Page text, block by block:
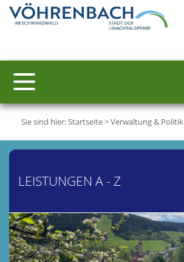
Sie sind hier:Startseite>Verwaltung & Politik
LEISTUNGEN A - Z